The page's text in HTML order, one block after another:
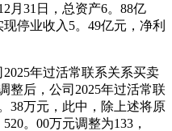
31日，总资产6。88亿
停业收入5。49亿元，净利
年过活常联系关系买卖
整后，公司2025年过活常联
38万元，此中，除上述将原
。00万元调整为133，